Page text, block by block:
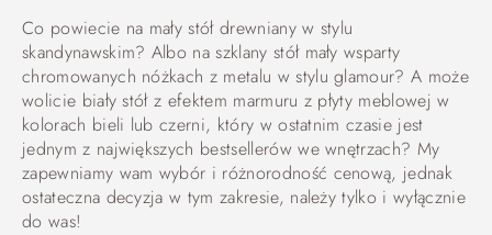
Co powiecie na mały stół drewniany w stylu
skandynawskim? Albo na szklany stół mały wsparty
chromowanych nóżkach z metalu w stylu glamour? A może
wolicie biały stół z efektem marmuru z płyty meblowej w
kolorach bieli lub czerni, który w ostatnim czasie jest
jednym z największych bestsellerów we wnętrzach? My
zapewniamy wam wybór i różnorodność cenową, jednak
ostateczna decyzja w tym zakresie, należy tylko i wyłącznie
do was!